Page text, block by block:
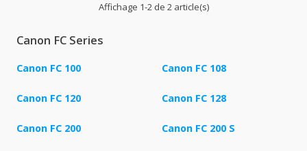
Affichage 1-2 de 2 article(s)
Canon FC Series
Canon FC 100 Canon FC 108
Canon FC 120 Canon FC 128
Canon FC 200 Canon FC 200 S